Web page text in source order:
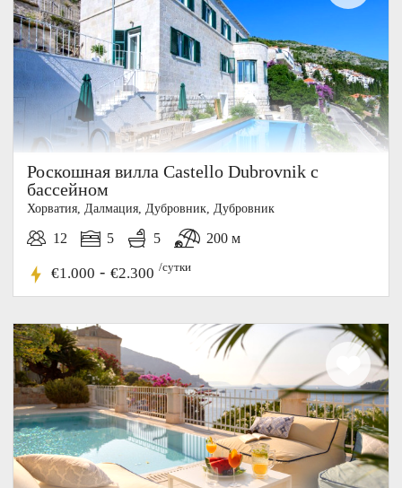
Роскошная вилла Castello Dubrovnik с
бассейном
Хорватия, Далмация, Дубровник, Дубровник
12 5 5 200 м
€1.000 - €2.300 /сутки